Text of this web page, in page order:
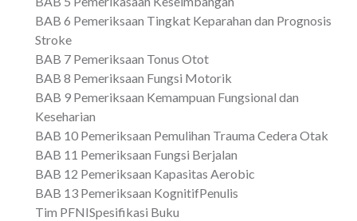
BAB 6 Pemeriksaan Tingkat Keparahan dan Prognosis
Stroke
BAB 7 Pemeriksaan Tonus Otot
BAB 8 Pemeriksaan Fungsi Motorik
BAB 9 Pemeriksaan Kemampuan Fungsional dan
Keseharian
BAB 10 Pemeriksaan Pemulihan Trauma Cedera Otak
BAB 11 Pemeriksaan Fungsi Berjalan
BAB 12 Pemeriksaan Kapasitas Aerobic
BAB 13 Pemeriksaan KognitifPenulis
Tim PFNISpesifikasi Buku